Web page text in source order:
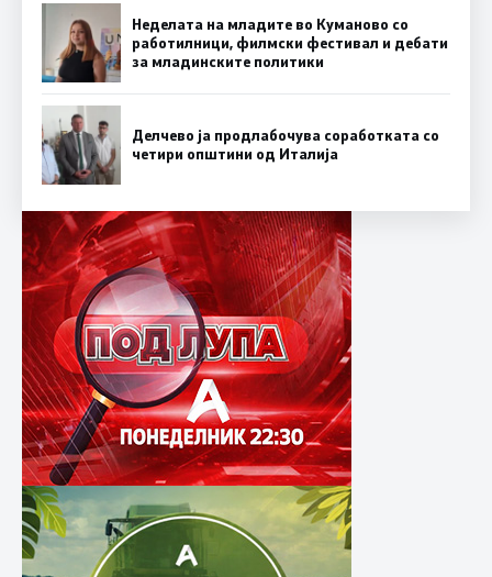
Неделата на младите во Куманово со
работилници, филмски фестивал и дебати
за младинските политики
Делчево ја продлабочува соработката со
четири општини од Италија